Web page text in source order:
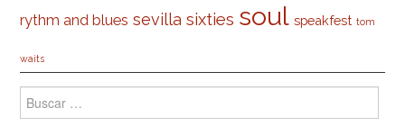
rythm and blues sevilla sixties soul speakfest tom
waits
Buscar: